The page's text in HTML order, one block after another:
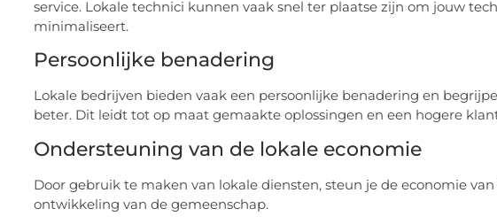
service. Lokale technici kunnen vaak snel ter plaatse zijn om jouw
minimaliseert.
Persoonlijke benadering
Lokale bedrijven bieden vaak een persoonlijke benadering en
beter. Dit leidt tot op maat gemaakte oplossingen en een hogere
Ondersteuning van de lokale economie
Door gebruik te maken van lokale diensten, steun je de economie
ontwikkeling van de gemeenschap.